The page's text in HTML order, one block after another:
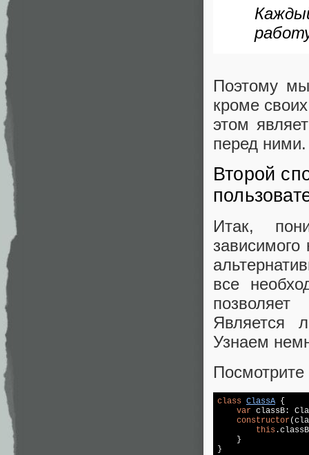
Поэтому
кроме
этом
перед ними.
Второй
Итак,
все
позволяет
Является
Узнаем
class ClassA {
var classB:
constructor
this
    }
}